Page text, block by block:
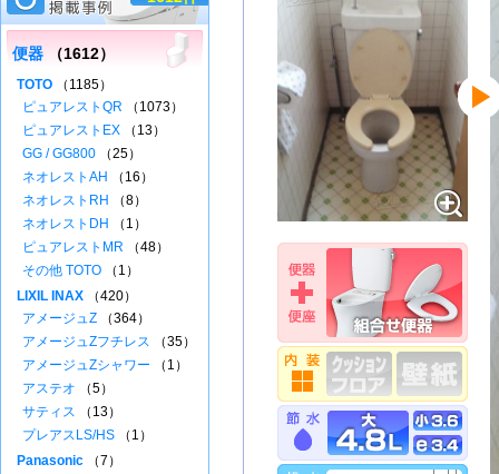
便器 （1612）
TOTO （1185）
ピュアレストQR （1073）
ピュアレストEX （13）
GG / GG800 （25）
ネオレストAH
（16）
ネオレストRH
（8）
ネオレストDH
（1）
ピュアレストMR （48）
その他 TOTO （1）
LIXIL INAX （420）
アメージュZ （364）
アメージュZフチレス （35）
アメージュZシャワー （1）
アステオ （5）
サティス （13）
プレアスLS/HS （1）
Panasonic （7）